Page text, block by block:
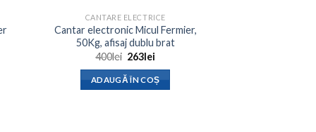
CANTARE ELECTRICE
Cantar electronic Micul Fermier,
50Kg, afisaj dublu brat
400lei Prețul
a
fost:
263lei
este:
263lei.
ADAUGĂ ÎN COȘ